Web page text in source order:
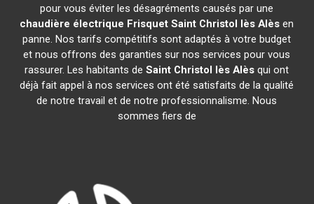
pour vous éviter les désagréments causés par une
chaudière électrique Frisquet Saint Christol lès Alès en
panne. Nos tarifs compétitifs sont adaptés à votre budget
et nous offrons des garanties sur nos services pour vous
rassurer. Les habitants deSaint Christol lès Alès qui ont
déjà fait appel à nos services ont été satisfaits de la qualité
de notre travail et de notre professionnalisme. Nous
sommes fiers de